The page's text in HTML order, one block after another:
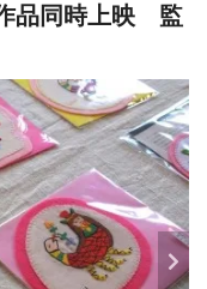
品同時上映 監